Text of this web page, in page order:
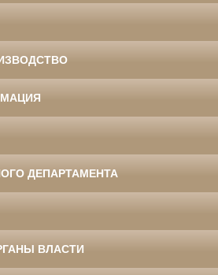
ДЕПАРТАМЕНТА
ВЛАСТИ